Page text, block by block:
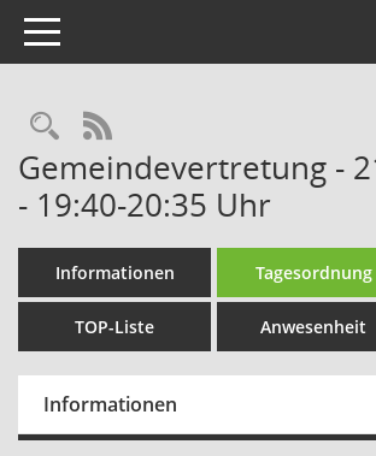
Toggle navigation
Rechercheauswahl
RSS-Feed
Gemeindevertretung -
- 19:40-20:35 Uhr
Informationen Tagesordnung
TOP-Liste Anwesenheit
Informationen